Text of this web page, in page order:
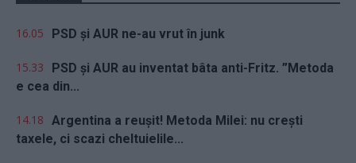
16.05 PSD și AUR ne-au vrut în junk
15.33
PSD și AUR au inventat bâta anti-Fritz. ”Metoda
e cea din...
14.18 Argentina a reușit! Metoda Milei: nu crești
taxele, ci scazi cheltuielile...